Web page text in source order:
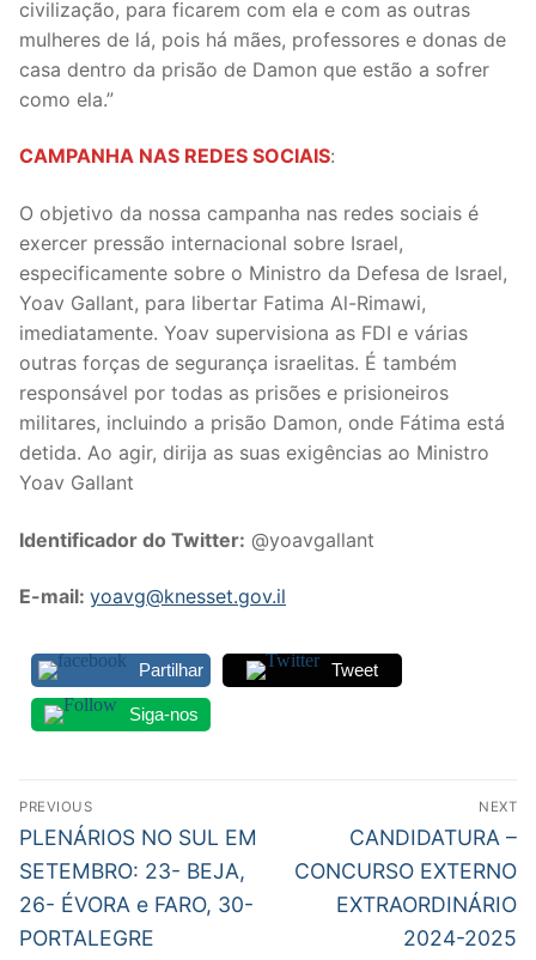
civilização, para ficarem com ela e com as outras
mulheres de lá, pois há mães, professores e donas de
casa dentro da prisão de Damon que estão a sofrer
como ela.”
CAMPANHA NAS REDES SOCIAIS:
O objetivo da nossa campanha nas redes sociais é
exercer pressão internacional sobre Israel,
especificamente sobre o Ministro da Defesa de Israel,
Yoav Gallant, para libertar Fatima Al-Rimawi,
imediatamente. Yoav supervisiona as FDI e várias
outras forças de segurança israelitas. É também
responsável por todas as prisões e prisioneiros
militares, incluindo a prisão Damon, onde Fátima está
detida. Ao agir, dirija as suas exigências ao Ministro
Yoav Gallant
Identificador do Twitter: @yoavgallant
E-mail: yoavg@knesset.gov.il
Partilhar Tweet
Siga-nos
Navegação
de
artigos
PREVIOUS
Previous
post:
PLENÁRIOS NO SUL EM
SETEMBRO: 23- BEJA,
26- ÉVORA e FARO, 30-
PORTALEGRE
NEXT
Next
post:
CANDIDATURA –
CONCURSO EXTERNO
EXTRAORDINÁRIO
2024-2025